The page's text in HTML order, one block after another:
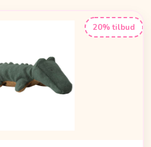
20% tilbud